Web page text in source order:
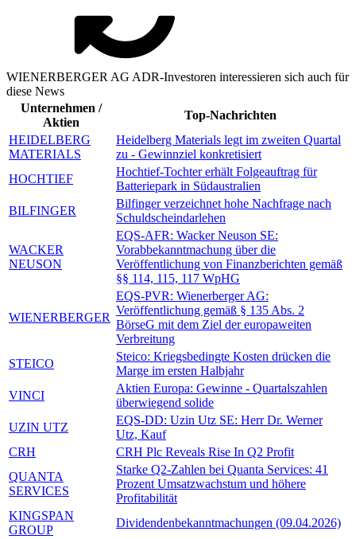
WIENERBERGER AG ADR-Investoren interessieren sich auch für
diese News
Unternehmen /
Aktien
Top-Nachrichten
HEIDELBERG
MATERIALS
Heidelberg Materials legt im zweiten Quartal
zu - Gewinnziel konkretisiert
HOCHTIEF
Hochtief-Tochter erhält Folgeauftrag für
Batteriepark in Südaustralien
BILFINGER
Bilfinger verzeichnet hohe Nachfrage nach
Schuldscheindarlehen
WACKER
NEUSON
EQS-AFR: Wacker Neuson SE:
Vorabbekanntmachung über die
Veröffentlichung von Finanzberichten gemäß
§§ 114, 115, 117 WpHG
WIENERBERGER
EQS-PVR: Wienerberger AG:
Veröffentlichung gemäß § 135 Abs. 2
BörseG mit dem Ziel der europaweiten
Verbreitung
STEICO
Steico: Kriegsbedingte Kosten drücken die
Marge im ersten Halbjahr
VINCI
Aktien Europa: Gewinne - Quartalszahlen
überwiegend solide
UZIN UTZ
EQS-DD: Uzin Utz SE: Herr Dr. Werner
Utz, Kauf
CRH
CRH Plc Reveals Rise In Q2 Profit
QUANTA
SERVICES
Starke Q2-Zahlen bei Quanta Services: 41
Prozent Umsatzwachstum und höhere
Profitabilität
KINGSPAN
GROUP
Dividendenbekanntmachungen (09.04.2026)